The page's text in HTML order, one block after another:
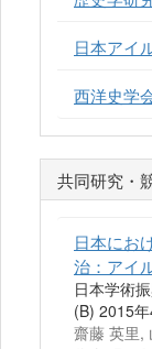
日本アイ
西洋史学
共同研究・
日本にお
治：アイ
日本学術
(B) 2015
齋藤 英里,